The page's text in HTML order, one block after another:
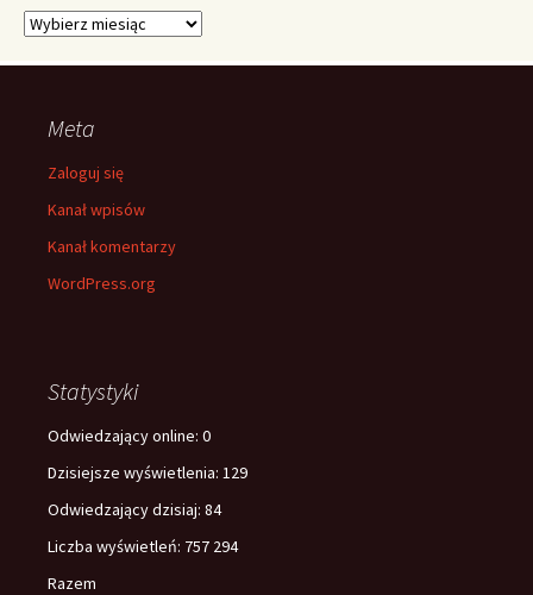
Archiwa
Meta
Zaloguj się
Kanał wpisów
Kanał komentarzy
WordPress.org
Statystyki
Odwiedzający online: 0
Dzisiejsze wyświetlenia: 129
Odwiedzający dzisiaj: 84
Liczba wyświetleń: 757 294
Razem